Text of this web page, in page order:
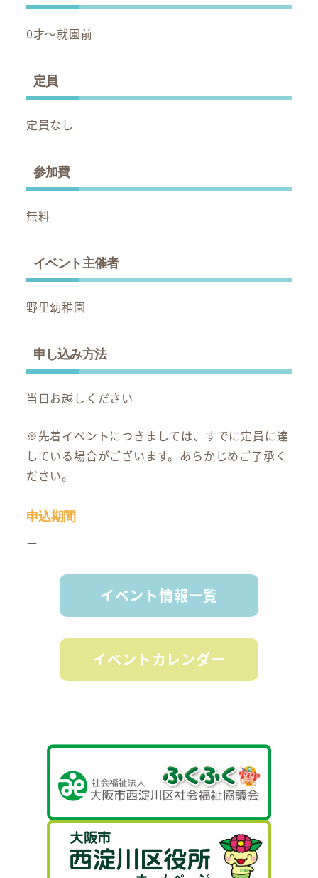
0才～就園前
定員
定員なし
参加費
無料
イベント主催者
野里幼稚園
申し込み方法
当日お越しください
※先着イベントにつきましては、すでに定員に達
している場合がございます。あらかじめご了承く
ださい。
申込期間
ー
イベント情報一覧
イベントカレンダー